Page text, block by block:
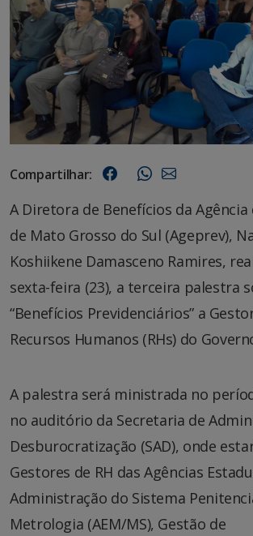
Compartilhar:
A Diretora de Benefícios da Agência
de Mato Grosso do Sul (Ageprev),
Koshiikene Damasceno Ramires,
sexta-feira (23), a terceira palestra
“Benefícios Previdenciários” a
Recursos Humanos (RHs) do
A palestra será ministrada no
no auditório da Secretaria de
Desburocratização (SAD), onde
Gestores de RH das Agências
Administração do Sistema
Metrologia (AEM/MS), Gestão de